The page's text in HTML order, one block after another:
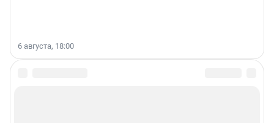
6 августа, 18:00